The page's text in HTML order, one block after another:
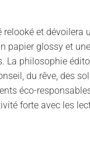
relooké et dévoilera
papier glossy et
La philosophie
du rêve, des
éco-
forte avec les